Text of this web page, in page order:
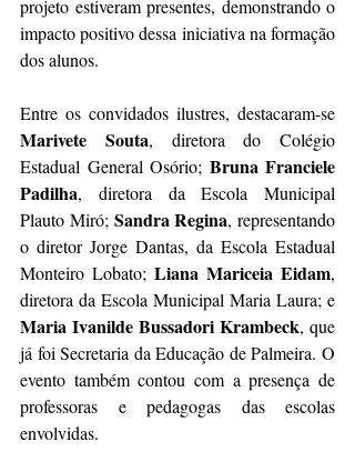
projeto estiveram presentes, demonstrando o
impacto positivo dessa iniciativa na formação
dos alunos.
Marivete Souta, diretora do Colégio
Estadual General Osório; Bruna Franciele
Padilha, diretora da Escola Municipal
Plauto Miró; Sandra Regina, representando
o diretor Jorge Dantas, da Escola Estadual
Monteiro Lobato; Liana Mariceia Eidam,
diretora da Escola Municipal Maria Laura; e
Maria Ivanilde Bussadori Krambeck, que
já foi Secretaria da Educação de Palmeira. O
evento também contou com a presença de
professoras e pedagogas das escolas
envolvidas.